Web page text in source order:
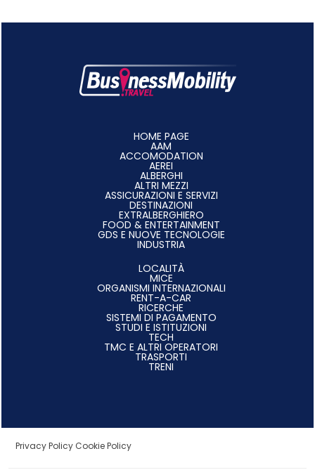
HOME PAGE
AAM
ACCOMODATION
AEREI
ALBERGHI
ALTRI MEZZI
ASSICURAZIONI E SERVIZI
DESTINAZIONI
EXTRALBERGHIERO
FOOD & ENTERTAINMENT
GDS E NUOVE TECNOLOGIE
INDUSTRIA
LOCALITÀ
MICE
ORGANISMI INTERNAZIONALI
RENT-A-CAR
RICERCHE
SISTEMI DI PAGAMENTO
STUDI E ISTITUZIONI
TECH
TMC E ALTRI OPERATORI
TRASPORTI
TRENI
Privacy Policy Cookie Policy